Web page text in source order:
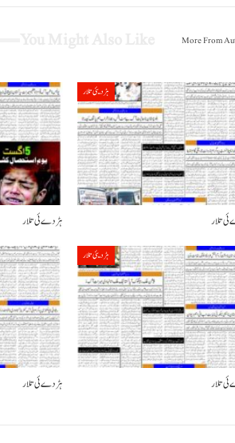
More From
ہڑدے ئی تلار
ہڑدیئی تلار
تلار
ہڑدے ئی تلار
ہڑدیئی تلار
تلار